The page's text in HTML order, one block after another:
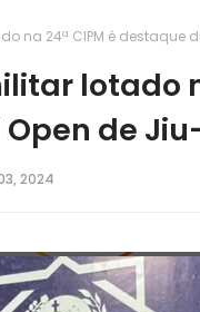
na 24ª CIPM é destaque
lotado
de
2024